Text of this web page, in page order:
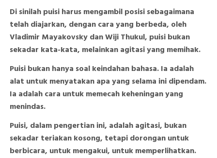
Di sinilah puisi harus mengambil posisi sebagaimana
telah diajarkan, dengan cara yang berbeda, oleh
Vladimir Mayakovsky dan Wiji Thukul, puisi bukan
sekadar kata-kata, melainkan agitasi yang memihak.
Puisi bukan hanya soal keindahan bahasa. Ia adalah
alat untuk menyatakan apa yang selama ini dipendam.
Ia adalah cara untuk memecah keheningan yang
menindas.
Puisi, dalam pengertian ini, adalah agitasi, bukan
sekadar teriakan kosong, tetapi dorongan untuk
berbicara, untuk mengakui, untuk memperlihatkan.